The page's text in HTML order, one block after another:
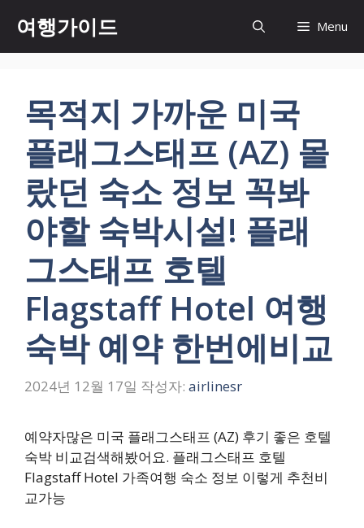
츠
여행가이드 Menu
목적지 가까운 미국
플래그스태프 (AZ) 몰
랐던 숙소 정보 꼭봐
야할 숙박시설! 플래
그스태프 호텔
Flagstaff Hotel 여행
숙박 예약 한번에비교
2024년 12월 17일 작성자: airlinesr
예약자많은 미국 플래그스태프 (AZ) 후기 좋은 호텔
숙박 비교검색해봤어요. 플래그스태프 호텔
Flagstaff Hotel 가족여행 숙소 정보 이렇게 추천비
교가능